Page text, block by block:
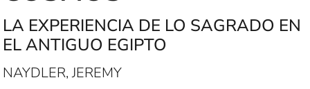
LA EXPERIENCIA DE LO SAGRADO EN
EL ANTIGUO EGIPTO
NAYDLER, JEREMY